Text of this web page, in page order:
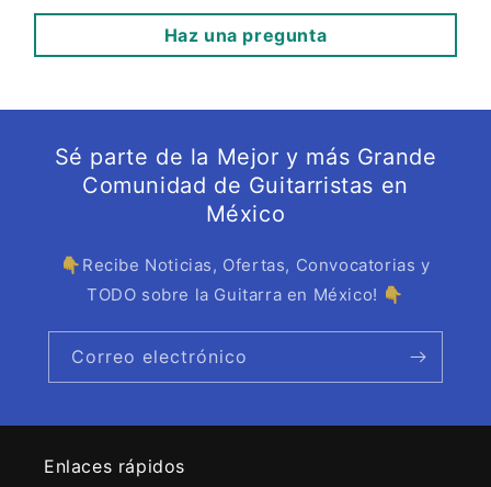
Haz una pregunta
Sé parte de la Mejor y más Grande
Comunidad de Guitarristas en
México
👇Recibe Noticias, Ofertas, Convocatorias y
TODO sobre la Guitarra en México! 👇
Correo electrónico
Enlaces rápidos